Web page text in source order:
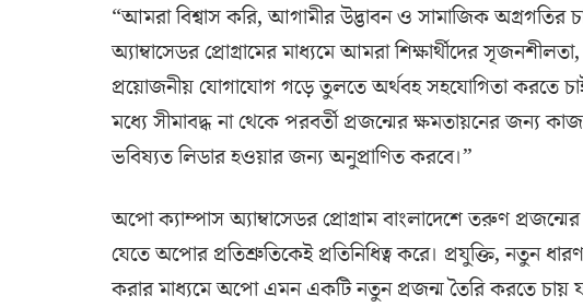
“আমরা বিশ্বাস করি, আগামীর উদ্ভাবন ও সামাজিক অগ্রগতির
অ্যাম্বাসেডর প্রোগ্রামের মাধ্যমে আমরা শিক্ষার্থীদের
প্রয়োজনীয় যোগাযোগ গড়ে তুলতে অর্থবহ সহযোগিতা করতে
মধ্যে সীমাবদ্ধ না থেকে পরবর্তী প্রজন্মের ক্ষমতায়নের জন্য
ভবিষ্যত লিডার হওয়ার জন্য অনুপ্রাণিত করবে।”
অপো ক্যাম্পাস অ্যাম্বাসেডর প্রোগ্রাম বাংলাদেশে তরুণ
যেতে অপোর প্রতিশ্রুতিকেই প্রতিনিধিত্ব করে। প্রযুক্তি, নতুন
করার মাধ্যমে অপো এমন একটি নতুন প্রজন্ম তৈরি করতে চায়